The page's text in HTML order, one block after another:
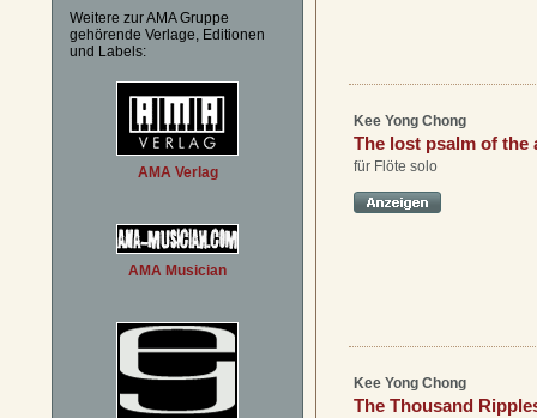
Weitere zur AMA Gruppe
gehörende Verlage, Editionen
und Labels:
AMA Verlag
AMA Musician
Kee Yong Chong
The lost psalm of the
für Flöte solo
Kee Yong Chong
The Thousand